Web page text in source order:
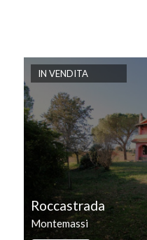
IN VENDITA
Roccastrada
Montemassi